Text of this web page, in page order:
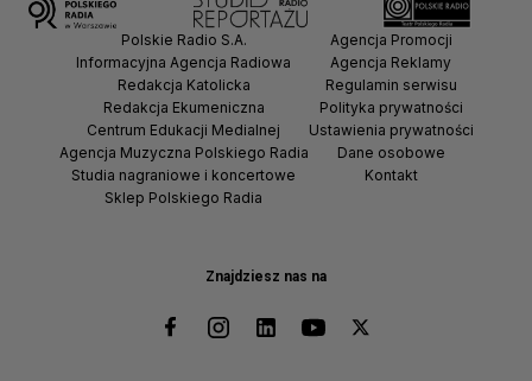
Znajdziesz nas na
Polskie Radio S.A.
Informacyjna Agencja Radiowa
Redakcja Katolicka
Redakcja Ekumeniczna
Centrum Edukacji Medialnej
Agencja Muzyczna Polskiego Radia
Studia nagraniowe i koncertowe
Sklep Polskiego Radia
Agencja Promocji
Agencja Reklamy
Regulamin serwisu
Polityka prywatności
Ustawienia prywatności
Dane osobowe
Kontakt